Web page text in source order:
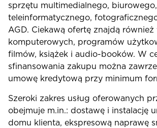
sprzętu multimedialnego, biurowego,
teleinformatycznego,
AGD. Ciekawą ofertę znajdą również
komputerowych, programów
filmów, książek i audio-booków. W
sfinansowania zakupu można
umowę kredytową przy minimum
Szeroki zakres usług oferowanych
obejmuje m.in.: dostawę i instalację
domu klienta, ekspresową naprawę